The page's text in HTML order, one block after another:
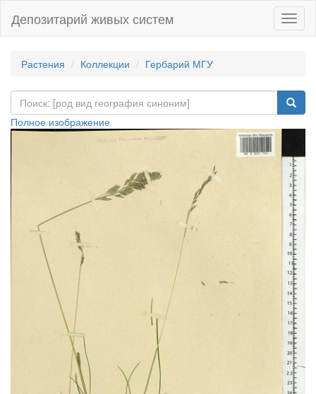
Депозитарий живых систем
Растения Коллекции Гербарий МГУ
Полное изображение